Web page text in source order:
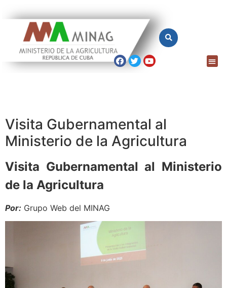
Visita Gubernamental al
Ministerio de la Agricultura
Visita Gubernamental al Ministerio
de la Agricultura
Por: Grupo Web del MINAG